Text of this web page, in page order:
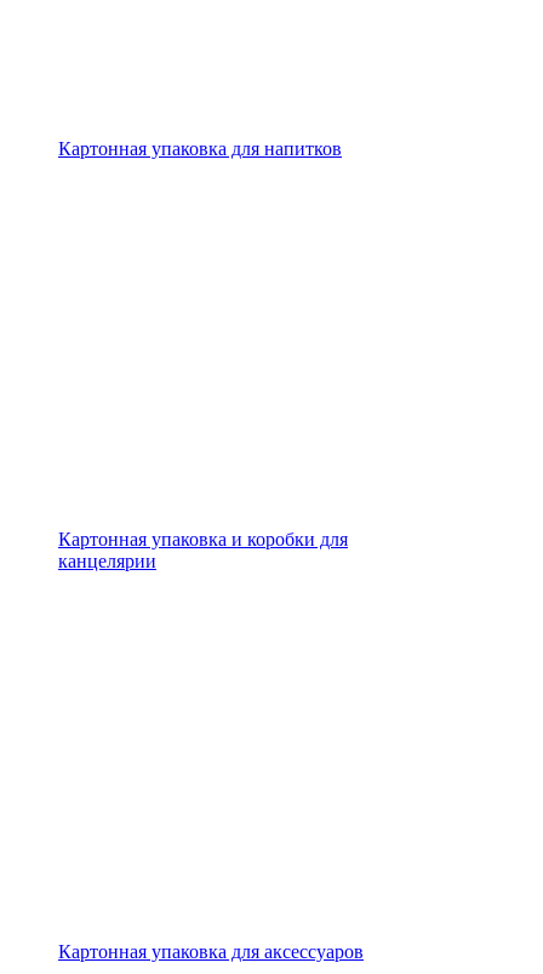
Картонная упаковка для напитков
Картонная упаковка и коробки для
канцелярии
Картонная упаковка для аксессуаров